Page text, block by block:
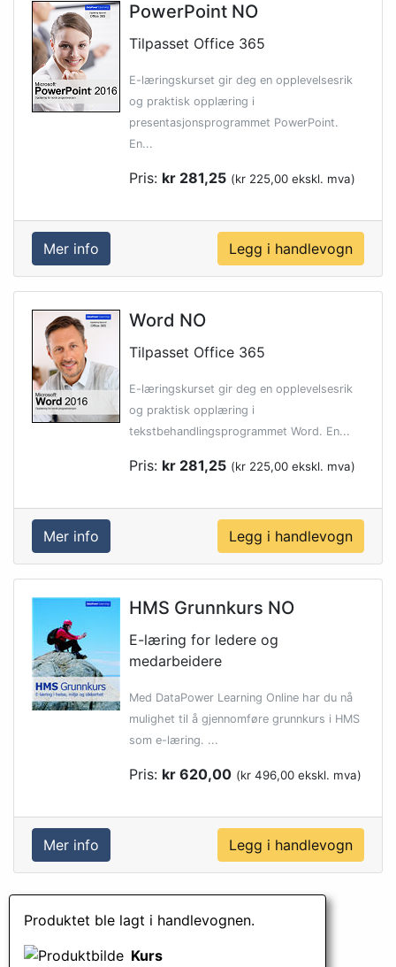
PowerPoint NO
Tilpasset Office 365
E-læringskurset gir deg en opplevelsesrik
og praktisk opplæring i
presentasjonsprogrammet PowerPoint.
En...
Pris: kr 281,25 (kr 225,00 ekskl. mva)
Mer info
Word NO
Tilpasset Office 365
E-læringskurset gir deg en opplevelsesrik
og praktisk opplæring i
tekstbehandlingsprogrammet Word. En...
Pris: kr 281,25 (kr 225,00 ekskl. mva)
Mer info
HMS Grunnkurs NO
E-læring for ledere og
medarbeidere
Med DataPower Learning Online har du nå
mulighet til å gjennomføre grunnkurs i HMS
som e-læring. ...
Pris: kr 620,00 (kr 496,00 ekskl. mva)
Mer info
Produktet ble lagt i handlevognen.
Kurs